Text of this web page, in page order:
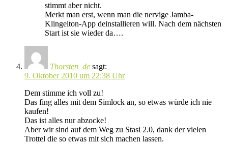
stimmt aber nicht.
Merkt man erst, wenn man die nervige Jamba-
Klingelton-App deinstallieren will. Nach dem nächsten
Start ist sie wieder da….
Thorsten_de sagt:
9. Oktober 2010 um 22:38 Uhr
Dem stimme ich voll zu!
Das fing alles mit dem Simlock an, so etwas würde ich nie
kaufen!
Das ist alles nur abzocke!
Aber wir sind auf dem Weg zu Stasi 2.0, dank der vielen
Trottel die so etwas mit sich machen lassen.